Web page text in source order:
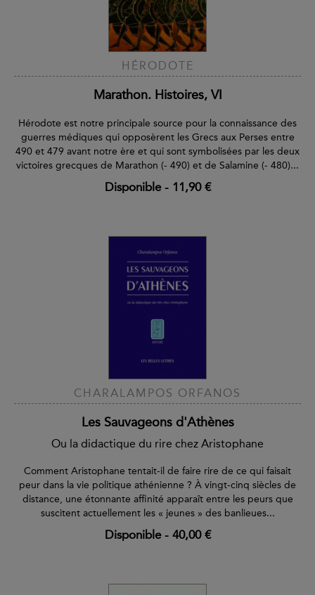
HÉRODOTE
Marathon. Histoires, VI
Hérodote est notre principale source pour la connaissance des
guerres médiques qui opposèrent les Grecs aux Perses entre
490 et 479 avant notre ère et qui sont symbolisées par les deux
victoires grecques de Marathon (- 490) et de Salamine (- 480)...
Disponible- 11,90 €
CHARALAMPOS ORFANOS
Les Sauvageons d'Athènes
Ou la didactique du rire chez Aristophane
Comment Aristophane tentait-il de faire rire de ce qui faisait
peur dans la vie politique athénienne ? À vingt-cinq siècles de
distance, une étonnante affinité apparaît entre les peurs que
suscitent actuellement les « jeunes » des banlieues...
Disponible- 40,00 €